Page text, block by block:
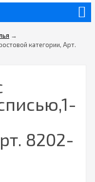
→
категории, Арт.
8202-